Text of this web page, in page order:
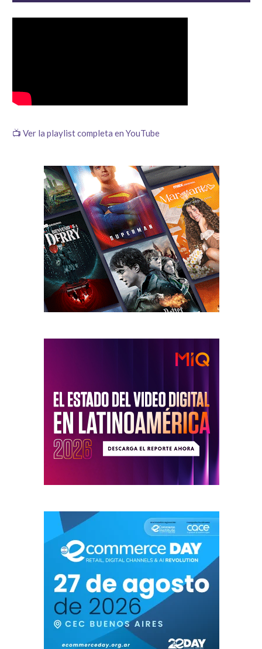
📺 Ver la playlist completa en YouTube